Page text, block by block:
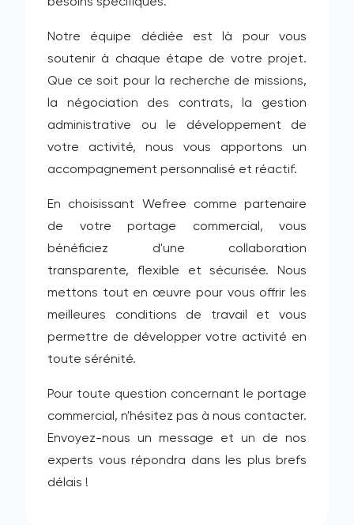
Notre équipe dédiée est là pour vous
soutenir à chaque étape de votre projet.
Que ce soit pour la recherche de missions,
la négociation des contrats, la gestion
administrative ou le développement de
votre activité, nous vous apportons un
accompagnement personnalisé et réactif.
En choisissant Wefree comme partenaire
de votre portage commercial, vous
bénéficiez d'une collaboration
transparente, flexible et sécurisée. Nous
mettons tout en œuvre pour vous offrir les
meilleures conditions de travail et vous
permettre de développer votre activité en
toute sérénité.
Pour toute question concernant le portage
commercial, n'hésitez pas à nous contacter.
Envoyez-nous un message et un de nos
experts vous répondra dans les plus brefs
délais !